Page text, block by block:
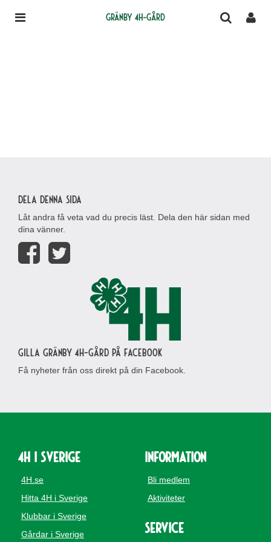
Gränby 4H-gård
Dela denna sida
Låt andra få veta vad du precis läst. Dela den här sidan med
dina vänner.
Gilla Gränby 4H-gård på Facebook
Få nyheter från oss direkt på din Facebook.
4H i Sverige
4H.se
Hitta 4H i Sverige
Klubbar i Sverige
Gårdar i Sverige
Information
Bli medlem
Aktiviteter
Service